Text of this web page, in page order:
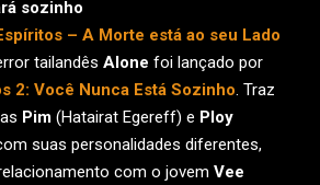
sozinho
– A Morte está ao seu Lado
tailandês Alone foi lançado por
2: Você Nunca Está Sozinho. Traz
Pim (Hatairat Egereff) e Ploy
suas personalidades diferentes,
com o jovem Vee